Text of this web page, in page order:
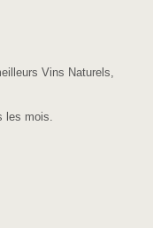
Vins Naturels,
les mois.